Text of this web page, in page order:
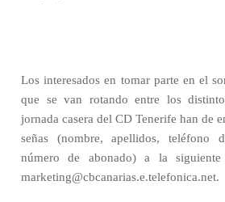
Los interesados en tomar parte en el
que se van rotando entre los
jornada casera del CD Tenerife han de
señas (nombre, apellidos, teléfono
número de abonado) a la
marketing@cbcanarias.e.telefonica.net.